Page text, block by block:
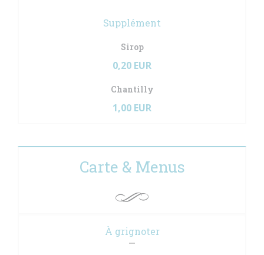
Supplément
Sirop
0,20 EUR
Chantilly
1,00 EUR
Carte & Menus
À grignoter